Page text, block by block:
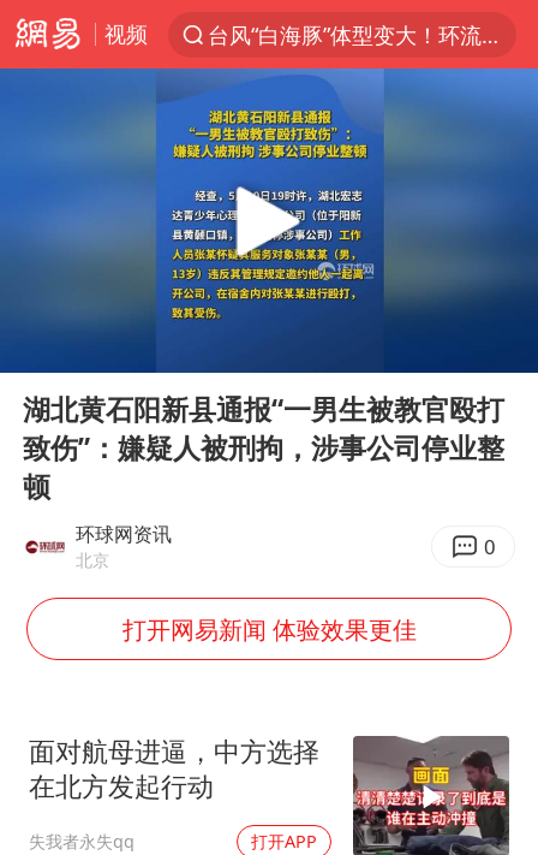
视频
台风“白海豚”体型变大！环流面积接近13个浙江那么大
汪峰阻止14岁女儿买大牌
四川宜宾市高县发生4.9级地震
陕西省委书记赶赴柞水县杏坪镇
女孩摆摊卖菌子时收到北大通知书
台风灿鸿未来对中国无影响
朱雨玲晋级WTT横滨冠军赛女单八强
“中国蔬菜之乡”最高温达41.8℃
Play
湖北黄石阳新县通报“一男生被教官殴打
致伤”：嫌疑人被刑拘，涉事公司停业整
顿
环球网资讯
北京 0
打开网易新闻 体验效果更佳
面对航母进逼，中方选择
在北方发起行动
失我者永失qq 打开APP